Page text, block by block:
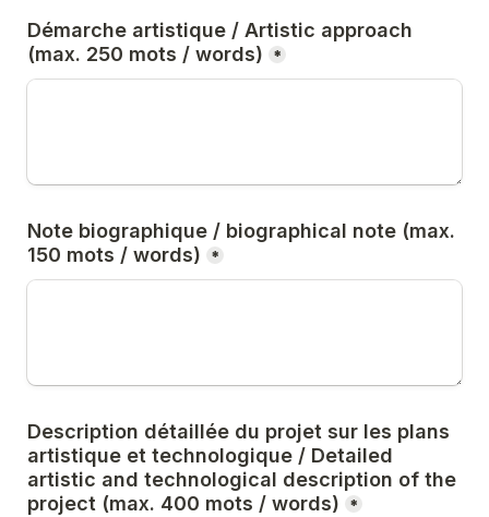
Démarche artistique / Artistic approach
(max. 250 mots / words)
*
Note biographique / biographical note (max.
150 mots / words)
*
Description détaillée du projet sur les plans
artistique et technologique / Detailed
artistic and technological description of the
project (max. 400 mots / words)
*